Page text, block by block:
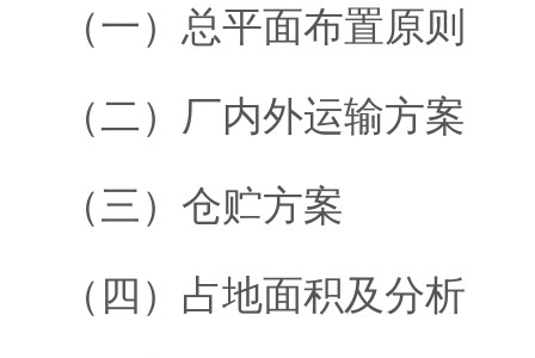
（一）总平面布置原则
（二）厂内外运输方案
（三）仓贮方案
（四）占地面积及分析